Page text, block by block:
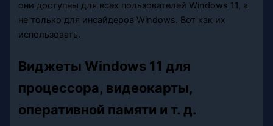
они доступны для всех пользователей Windows 11, а
не только для инсайдеров Windows. Вот как их
использовать.
Виджеты Windows 11 для
процессора, видеокарты,
оперативной памяти и т. д.